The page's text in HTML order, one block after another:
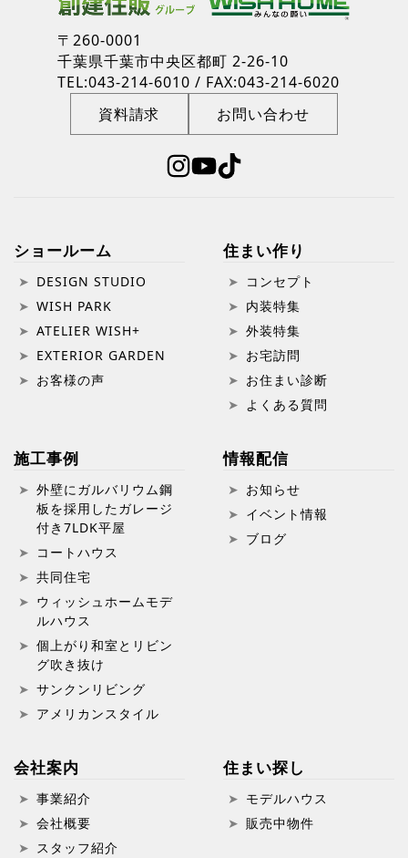
〒260-0001
千葉県千葉市中央区都町 2-26-10
TEL:043-214-6010 / FAX:043-214-6020
資料請求
お問い合わせ
ショールーム
DESIGN STUDIO
WISH PARK
ATELIER WISH+
EXTERIOR GARDEN
お客様の声
住まい作り
コンセプト
内装特集
外装特集
お宅訪問
お住まい診断
よくある質問
施工事例
外壁にガルバリウム鋼
板を採用したガレージ
付き7LDK平屋
コートハウス
共同住宅
ウィッシュホームモデ
ルハウス
個上がり和室とリビン
グ吹き抜け
サンクンリビング
アメリカンスタイル
情報配信
お知らせ
イベント情報
ブログ
会社案内
事業紹介
会社概要
スタッフ紹介
住まい探し
モデルハウス
販売中物件